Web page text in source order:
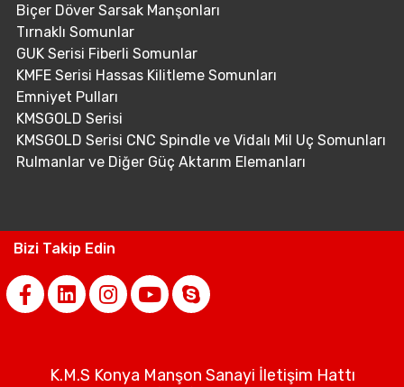
Biçer Döver Sarsak Manşonları
Tırnaklı Somunlar
GUK Serisi Fiberli Somunlar
KMFE Serisi Hassas Kilitleme Somunları
Emniyet Pulları
KMSGOLD Serisi
KMSGOLD Serisi CNC Spindle ve Vidalı Mil Uç Somunları
Rulmanlar ve Diğer Güç Aktarım Elemanları
Bizi Takip Edin
K.M.S Konya Manşon Sanayi İletişim Hattı